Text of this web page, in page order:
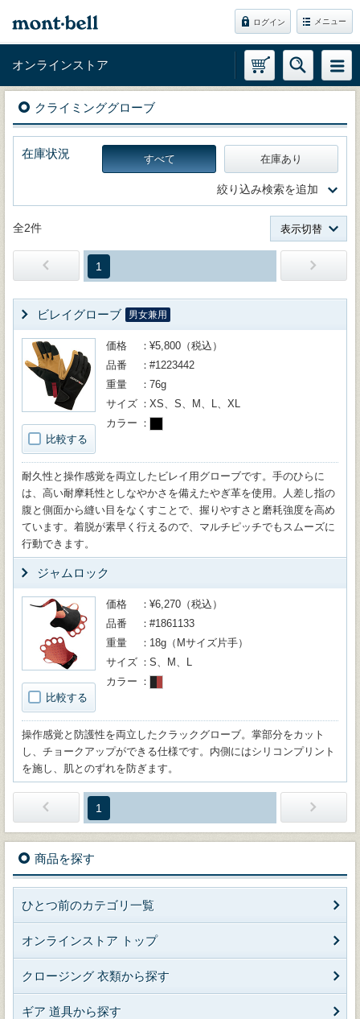
ログイン メニュー
オンラインストア
クライミンググローブ
在庫状況 すべて 在庫あり
絞り込み検索を追加
全2件 表示切替
1
ビレイグローブ 男女兼用
比較する
価格
¥5,800（税込）
品番
#1223442
重量
76g
サイズ
XS、S、M、L、XL
カラー
耐久性と操作感覚を両立したビレイ用グローブです。手のひらに
は、高い耐摩耗性としなやかさを備えたやぎ革を使用。人差し指の
腹と側面から縫い目をなくすことで、握りやすさと磨耗強度を高め
ています。着脱が素早く行えるので、マルチピッチでもスムーズに
行動できます。
ジャムロック
比較する
価格
¥6,270（税込）
品番
#1861133
重量
18g（Mサイズ片手）
サイズ
S、M、L
カラー
操作感覚と防護性を両立したクラックグローブ。掌部分をカット
し、チョークアップができる仕様です。内側にはシリコンプリント
を施し、肌とのずれを防ぎます。
1
商品を探す
ひとつ前のカテゴリ一覧
オンラインストア トップ
クロージング 衣類から探す
ギア 道具から探す